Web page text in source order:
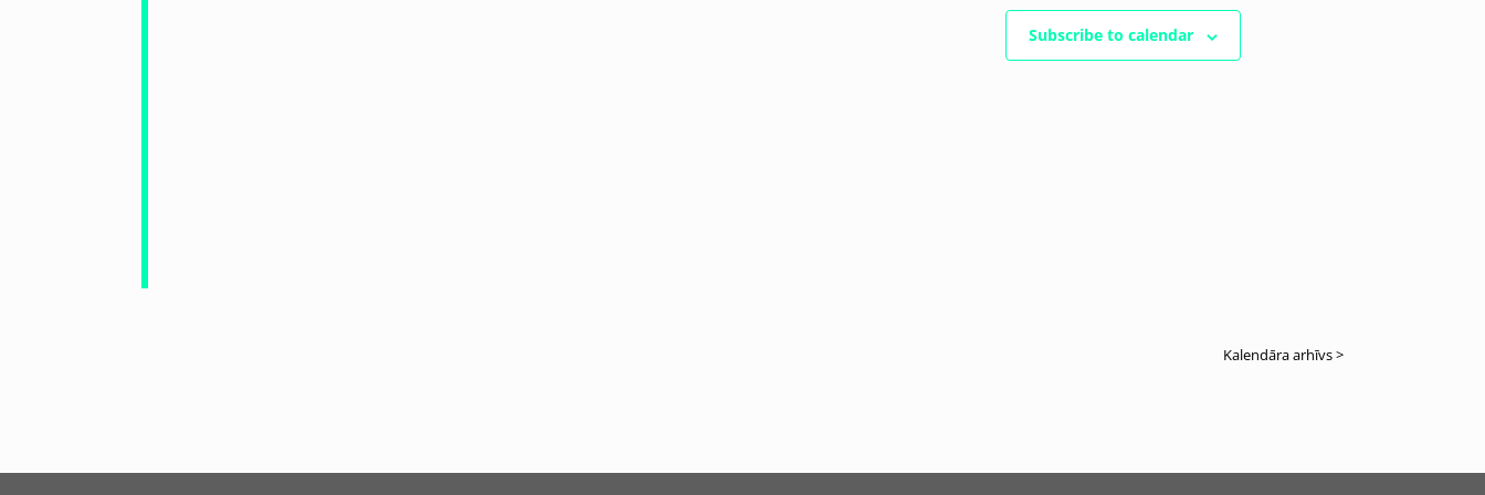
Subscribe to calendar
Kalendāra arhīvs >